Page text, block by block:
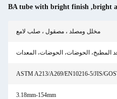
BA tube with bright
، مصقول ، صلب لامع
الحوضات، المعدات
ASTM A213/A269/
3.18mm-154mm